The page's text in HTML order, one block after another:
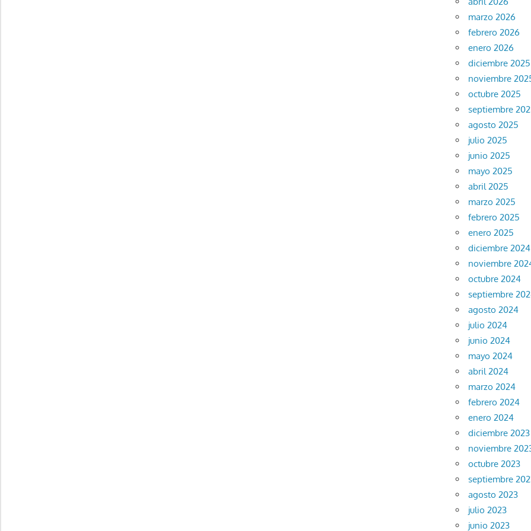
marzo 2026
febrero 2026
enero 2026
diciembre 2025
noviembre
octubre 2025
septiembre
agosto 2025
julio 2025
junio 2025
mayo 2025
abril 2025
marzo 2025
febrero 2025
enero 2025
diciembre 2024
noviembre
octubre 2024
septiembre
agosto 2024
julio 2024
junio 2024
mayo 2024
abril 2024
marzo 2024
febrero 2024
enero 2024
diciembre 2023
noviembre
octubre 2023
septiembre
agosto 2023
julio 2023
junio 2023